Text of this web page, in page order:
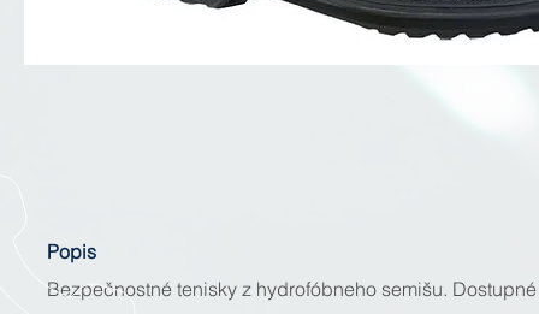
Popis
Bezpečnostné tenisky z hydrofóbneho semišu.